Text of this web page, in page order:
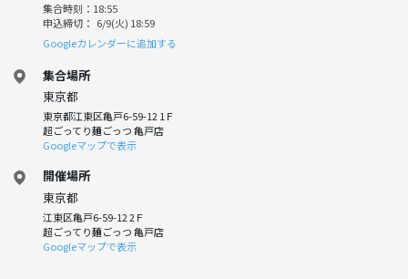
集合時刻：18:55
申込締切： 6/9(火) 18:59
Googleカレンダーに追加する
集合場所
東京都
東京都江東区亀戸6-59-12 1Ｆ
超ごってり麺ごっつ 亀戸店
Googleマップで表示
開催場所
東京都
江東区亀戸6-59-12 2Ｆ
超ごってり麺ごっつ 亀戸店
Googleマップで表示